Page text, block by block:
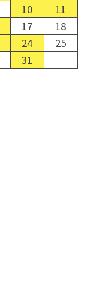
10
11
17
18
24
25
31